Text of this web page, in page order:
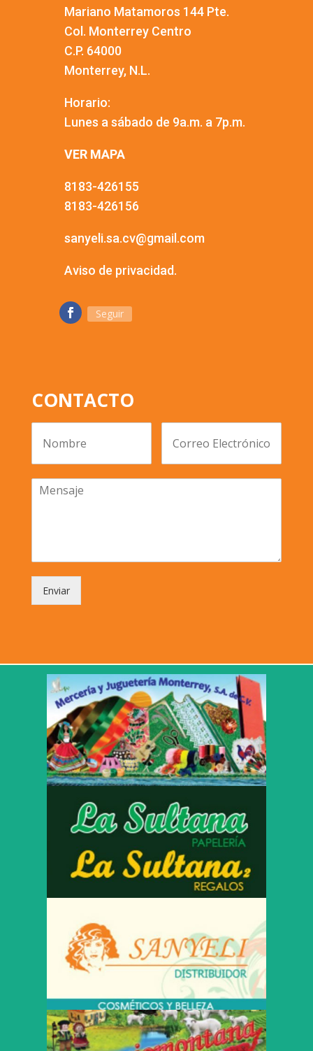
Mariano Matamoros 144 Pte.
Col. Monterrey Centro
C.P. 64000
Monterrey, N.L.
Horario:
Lunes a sábado de 9a.m. a 7p.m.
VER MAPA
8183-426155
8183-426156
sanyeli.sa.cv@gmail.com
Aviso de privacidad.
Seguir
CONTACTO
Enviar